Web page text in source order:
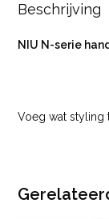
Beschrijving
NIU N-serie
Voeg wat styling